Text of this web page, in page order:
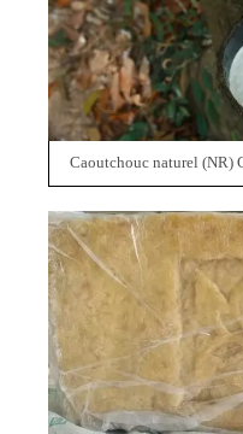
Caoutchouc naturel (NR)